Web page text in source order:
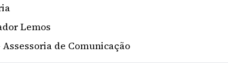
Lemos
- Assessoria de Comunicação